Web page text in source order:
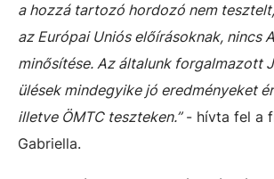
a hozzá tartozó hordozó nem
az Európai Uniós előírásoknak, nincs
minősítése. Az általunk forgalmazott
ülések mindegyike jó eredményeket
illetve ÖMTC teszteken.”- hívta fel a
Gabriella.